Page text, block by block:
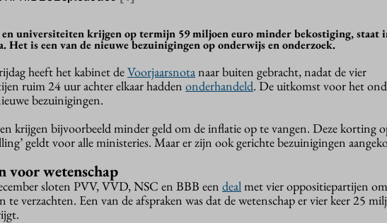
en universiteiten krijgen op termijn 59 miljoen euro minder bekostiging, staat
Het is een van de nieuwe bezuinigingen op onderwijs en onderzoek.
heeft het kabinet deVoorjaarsnotanaar buiten gebracht, nadat de vier
ruim 24 uur achter elkaar hadden onderhandeld. De uitkomst voor het
bezuinigingen.
krijgen bijvoorbeeld minder geld om de inflatie op te vangen. Deze korting
geldt voor alle ministeries. Maar er zijn ook gerichte bezuinigingen
voor wetenschap
sloten PVV, VVD, NSC en BBB een dealmet vier oppositiepartijen
te verzachten. Een van de afspraken was dat de wetenschap er vier keer 25